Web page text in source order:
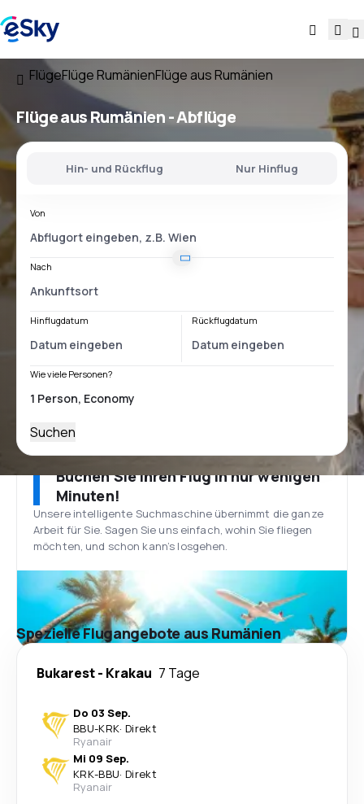
FlügeFlüge RumänienFlüge aus Rumänien
Flügeaus Rumänien- Abflüge
Hin- und Rückflug Nur Hinflug
Von
Nach
Hinflugdatum Rückflugdatum
Wie viele Personen?
Suchen
Buchen Sie Ihren Flug in nur wenigen
Minuten!
Unsere intelligente Suchmaschine übernimmt die ganze
Arbeit für Sie. Sagen Sie uns einfach, wohin Sie fliegen
möchten, und schon kann’s losgehen.
Spezielle Flugangebote aus Rumänien
Bukarest- Krakau 7 Tage
Do 03 Sep.
BBU-KRK· Direkt
Ryanair
Mi 09 Sep.
KRK-BBU· Direkt
Ryanair